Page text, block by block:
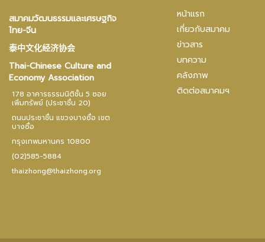
สมาคมวัฒนธรรมและเศรษฐกิจ
ไทย-จีน
泰中文化经济协会
Thai-Chinese Culture and
Economy Association
178 อาคารธรรมนิติชั้น 5 ซอย
เพิ่มทรัพย์ (ประชาชื่น 20)
ถนนประชาชื่น แขวงบางซื่อ เขต
บางซื่อ
กรุงเทพมหานคร 10800
(02)585-5884
thaizhong@thaizhong.org
หน้าแรก
เกี่ยวกับสมาคม
ข่าวสาร
บทความ
คลังภาพ
ติดต่อสมาคมฯ